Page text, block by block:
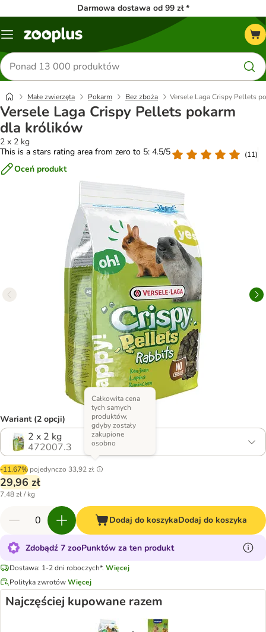
Darmowa dostawa od 99 zł *
Menu
Szukaj
produktów
Małe zwierzęta Pokarm Bez zboża Versele Laga Crispy Pellets
Versele Laga Crispy Pellets pokarm
dla królików
2 x 2 kg
This is a stars rating area from zero to 5: 4.5/5
(11)
Oceń produkt
Wariant (2 opcji)
2 x 2 kg
472007.3
-11.67% pojedynczo 33,92 zł
Całkowita cena
tych samych
produktów,
gdyby zostały
zakupione
osobno
29,96 zł
7,48 zł / kg
Dodaj do koszykaDodaj do koszyka
Zdobądź 7 zooPunktów za ten produkt
Dostawa: 1-2 dni roboczych*. Więcej
Polityka zwrotówWięcej
Najczęściej kupowane razem